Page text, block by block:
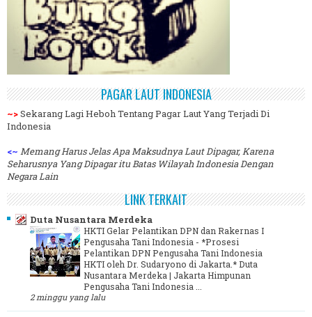
PAGAR LAUT INDONESIA
~>Sekarang Lagi Heboh Tentang Pagar Laut Yang Terjadi Di
Indonesia
<~ Memang Harus Jelas Apa Maksudnya Laut Dipagar, Karena
Seharusnya Yang Dipagar itu Batas Wilayah Indonesia Dengan
Negara Lain
LINK TERKAIT
Duta Nusantara Merdeka
HKTI Gelar Pelantikan DPN dan Rakernas I
Pengusaha Tani Indonesia - *Prosesi
Pelantikan DPN Pengusaha Tani Indonesia
HKTI oleh Dr. Sudaryono di Jakarta.* Duta
Nusantara Merdeka | Jakarta Himpunan
Pengusaha Tani Indonesia ...
2 minggu yang lalu